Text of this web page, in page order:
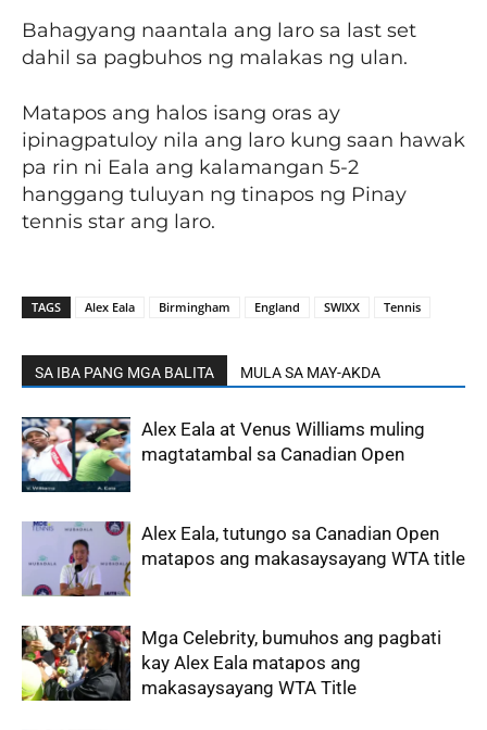
Bahagyang naantala ang laro sa last set
dahil sa pagbuhos ng malakas ng ulan.
Matapos ang halos isang oras ay
ipinagpatuloy nila ang laro kung saan hawak
pa rin ni Eala ang kalamangan 5-2
hanggang tuluyan ng tinapos ng Pinay
tennis star ang laro.
TAGS Alex Eala Birmingham England SWIXX Tennis
SA IBA PANG MGA BALITA MULA SA MAY-AKDA
Alex Eala at Venus Williams muling
magtatambal sa Canadian Open
Alex Eala, tutungo sa Canadian Open
matapos ang makasaysayang WTA title
Mga Celebrity, bumuhos ang pagbati
kay Alex Eala matapos ang
makasaysayang WTA Title